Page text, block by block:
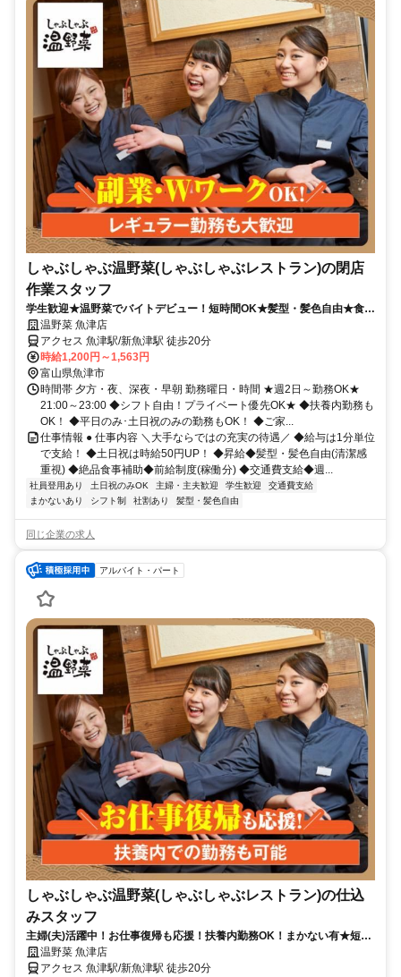
しゃぶしゃぶ温野菜(しゃぶしゃぶレストラン)の閉店
作業スタッフ
学生歓迎★温野菜でバイトデビュー！短時間OK★髪型・髪色自由★食事
補助有★履歴書不要
温野菜 魚津店
アクセス 魚津駅/新魚津駅 徒歩20分
時給1,200円～1,563円
富山県魚津市
時間帯 夕方・夜、深夜・早朝 勤務曜日・時間 ★週2日～勤務OK★
21:00～23:00 ◆シフト自由！プライベート優先OK★ ◆扶養内勤務も
OK！ ◆平日のみ･土日祝のみの勤務もOK！ ◆ご家...
仕事情報 ● 仕事内容 ＼大手ならではの充実の待遇／ ◆給与は1分単位
で支給！ ◆土日祝は時給50円UP！ ◆昇給◆髪型・髪色自由(清潔感
重視) ◆絶品食事補助◆前給制度(稼働分) ◆交通費支給◆週...
社員登用あり 土日祝のみOK 主婦・主夫歓迎 学生歓迎
交通費支給
まかないあり
シフト制 社割あり 髪型・髪色自由
同じ企業の求人
アルバイト・パート
しゃぶしゃぶ温野菜(しゃぶしゃぶレストラン)の仕込
みスタッフ
主婦(夫)活躍中！お仕事復帰も応援！扶養内勤務OK！まかない有★短時
間OK★履歴書不要
温野菜 魚津店
アクセス 魚津駅/新魚津駅 徒歩20分